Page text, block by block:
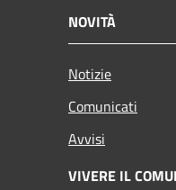
NOVITÀ
Notizie
Comunicati
Avvisi
VIVERE IL